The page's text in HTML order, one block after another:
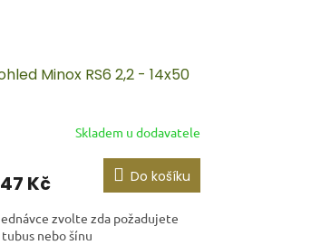
Minox RS6 2,2 - 14x50
Skladem u dodavatele
Kč Do košíku
zvolte zda požadujete
nebo šínu